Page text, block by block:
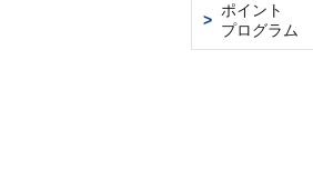
ポイント
プログラム